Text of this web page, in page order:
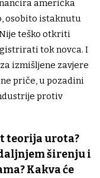
američka
osobito istaknutu
teško otkriti
tok novca. I
izmišljene zavjere
priče, u pozadini
protiv
teorija urota?
širenju i
Kakva će